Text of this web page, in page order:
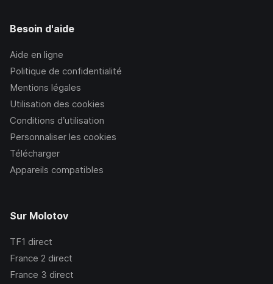
Besoin d'aide
Aide en ligne
Politique de confidentialité
Mentions légales
Utilisation des cookies
Conditions d’utilisation
Personnaliser les cookies
Télécharger
Appareils compatibles
Sur Molotov
TF1 direct
France 2 direct
France 3 direct